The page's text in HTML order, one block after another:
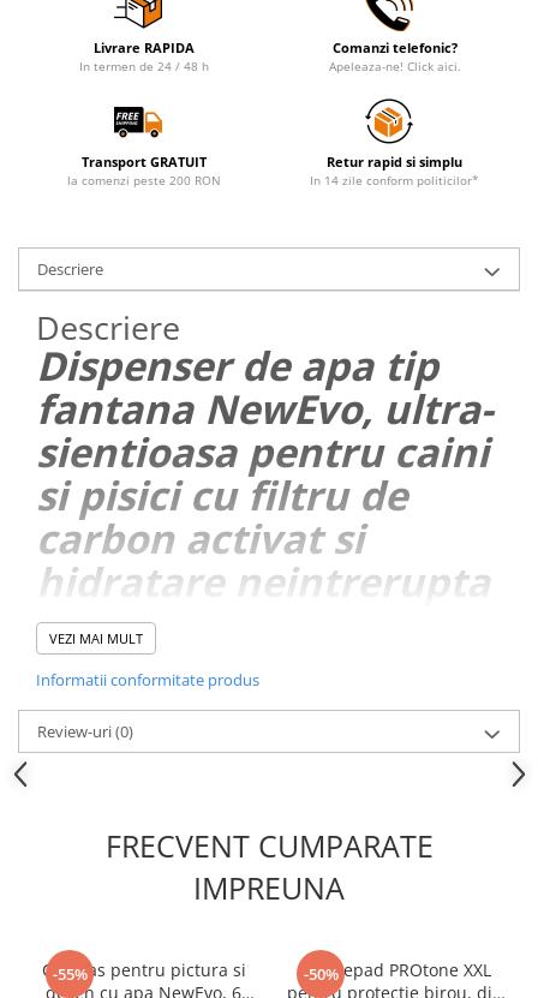
Livrare RAPIDA
In termen de 24 / 48 h
Comanzi telefonic?
Apeleaza-ne! Click aici.
Transport GRATUIT
la comenzi peste 200 RON
Retur rapid si simplu
In 14 zile conform politicilor*
Descriere
Descriere
Dispenser de apa tip
fantana NewEvo, ultra-
sientioasa pentru caini
si pisici cu filtru de
carbon activat si
hidratare neintrerupta
a animalelor de
companie, reglare a
debitului de apa,
incarcare USB, design
VEZI MAI MULT
Informatii conformitate produs
Review-uri(0)
FRECVENT CUMPARATE
IMPREUNA
-55%
Covoras pentru pictura si
desen cu apa NewEvo, 6
-50%
Mousepad PROtone XXL
pentru protectie birou, din